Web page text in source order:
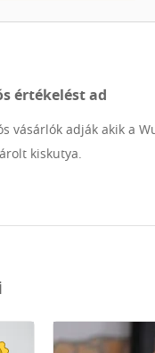
értékelést ad
vásárlók adják akik a
kiskutya.